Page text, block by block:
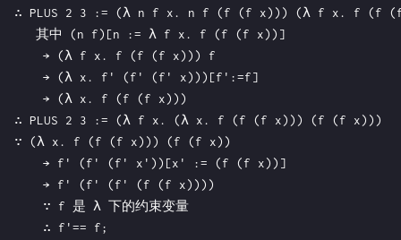
∴ PLUS 2 3 := (λ n f x. n f (f (f x))) (λ f x. f (f
其中 (n f)[n := λ f x. f (f (f x))]
    → (λ f x. f (f (f x))) f
→ (λ x. f' (f' (f' x)))[f':=f]
→ (λ x. f (f (f x)))
∴ PLUS 2 3 := (λ f x. (λ x. f (f (f x))) (f (f x)))
∵ (λ x. f (f (f x))) (f (f x))
→ f' (f' (f' x'))[x' := (f (f x))]
→ f' (f' (f' (f (f x))))
∵ f 是 λ 下的约束变量
∴ f'== f;